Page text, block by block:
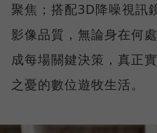
聚焦；搭配3D降噪視訊
影像品質，無論身在何
成每場關鍵決策，真正
之憂的數位遊牧生活。